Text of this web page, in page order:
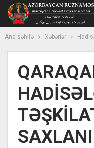
Ana səhifə Xəbərlər